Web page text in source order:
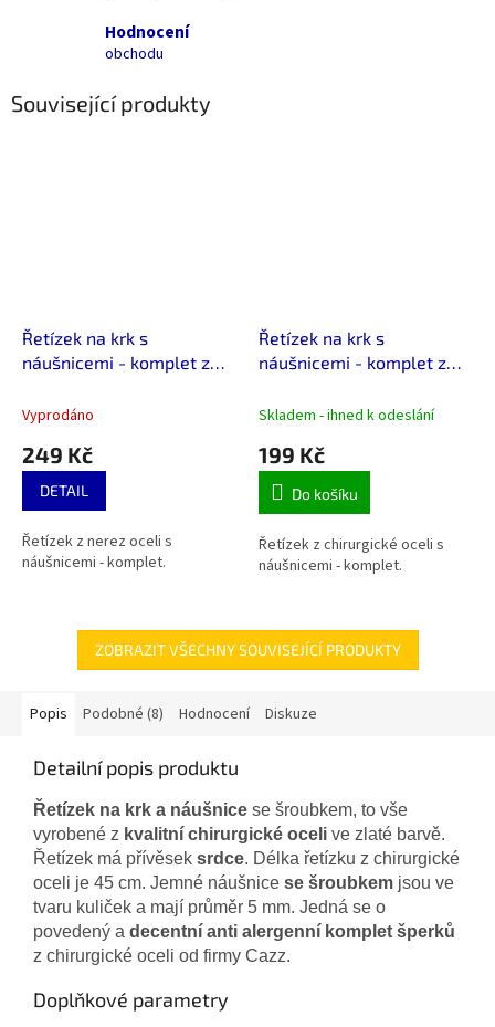
Hodnocení
obchodu
Související produkty
Řetízek na krk s
náušnicemi - komplet z
života
Vyprodáno
249 Kč
DETAIL
Řetízek z nerez oceli s
náušnicemi - komplet.
Řetízek na krk s
náušnicemi - komplet z
Skladem - ihned k odeslání
199 Kč
Do košíku
Řetízek z chirurgické oceli s
náušnicemi - komplet.
ZOBRAZIT VŠECHNY SOUVISEJÍCÍ PRODUKTY
Popis Podobné (8) Hodnocení Diskuze
Detailní popis produktu
Řetízek na krk a náušnice se šroubkem, to vše
vyrobené z kvalitní chirurgické oceli ve zlaté barvě.
Řetízek má přívěsek srdce. Délka řetízku z chirurgické
oceli je 45 cm. Jemné náušnice se šroubkem jsou ve
tvaru kuliček a mají průměr 5 mm. Jedná se o
povedený a decentní anti alergenní komplet šperků
z chirurgické oceli od firmy Cazz.
Doplňkové parametry